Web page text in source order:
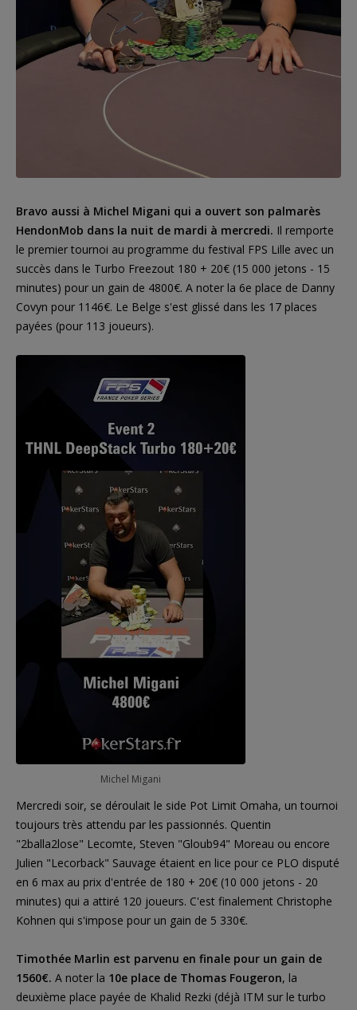
Bravo aussi à Michel Migani qui a ouvert son palmarès
HendonMob dans la nuit de mardi à mercredi. Il remporte
le premier tournoi au programme du festival FPS Lille avec un
succès dans le Turbo Freezout 180 + 20€ (15 000 jetons - 15
minutes) pour un gain de 4800€. A noter la 6e place de Danny
Covyn pour 1146€. Le Belge s'est glissé dans les 17 places
payées (pour 113 joueurs).
Michel Migani
Mercredi soir, se déroulait le side Pot Limit Omaha, un tournoi
toujours très attendu par les passionnés. Quentin
"2balla2lose" Lecomte, Steven "Gloub94" Moreau ou encore
Julien "Lecorback" Sauvage étaient en lice pour ce PLO disputé
en 6 max au prix d'entrée de 180 + 20€ (10 000 jetons - 20
minutes) qui a attiré 120 joueurs. C'est finalement Christophe
Kohnen qui s'impose pour un gain de 5 330€.
Timothée Marlin est parvenu en finale pour un gain de
1560€. A noter la 10e place de Thomas Fougeron, la
deuxième place payée de Khalid Rezki (déjà ITM sur le turbo